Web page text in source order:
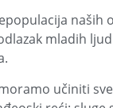
naših
mladih
učiniti